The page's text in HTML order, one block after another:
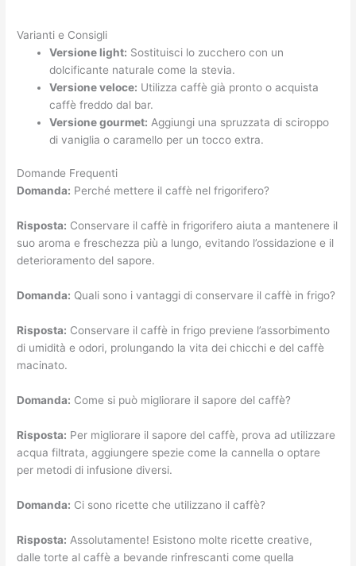
Varianti e Consigli
Versione light: Sostituisci lo zucchero con un
dolcificante naturale come la stevia.
Versione veloce: Utilizza caffè già pronto o acquista
caffè freddo dal bar.
Versione gourmet: Aggiungi una spruzzata di sciroppo
di vaniglia o caramello per un tocco extra.
Domande Frequenti
Domanda: Perché mettere il caffè nel frigorifero?
Risposta: Conservare il caffè in frigorifero aiuta a mantenere il
suo aroma e freschezza più a lungo, evitando l’ossidazione e il
deterioramento del sapore.
Domanda: Quali sono i vantaggi di conservare il caffè in frigo?
Risposta: Conservare il caffè in frigo previene l’assorbimento
di umidità e odori, prolungando la vita dei chicchi e del caffè
macinato.
Domanda: Come si può migliorare il sapore del caffè?
Risposta: Per migliorare il sapore del caffè, prova ad utilizzare
acqua filtrata, aggiungere spezie come la cannella o optare
per metodi di infusione diversi.
Domanda: Ci sono ricette che utilizzano il caffè?
Risposta: Assolutamente! Esistono molte ricette creative,
dalle torte al caffè a bevande rinfrescanti come quella